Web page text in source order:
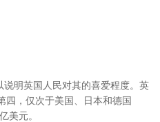
说明英国人民对其的喜爱程度。英
四，仅次于美国、日本和德国
美元。